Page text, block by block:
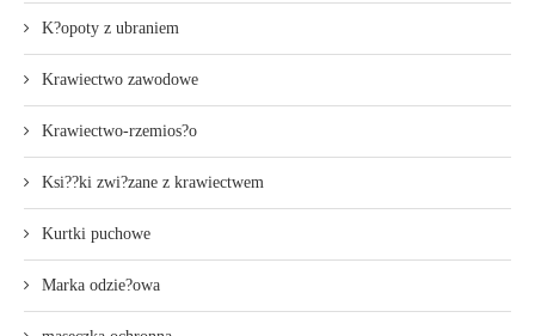
K?opoty z ubraniem
Krawiectwo zawodowe
Krawiectwo-rzemios?o
Ksi??ki zwi?zane z krawiectwem
Kurtki puchowe
Marka odzie?owa